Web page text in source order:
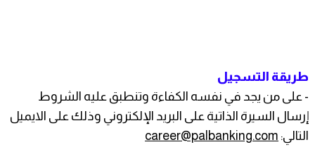
طريقة التسجيل
- على من يجد في نفسه الكفاءة وتنطبق عليه الشروط
إرسال السيرة الذاتية على البريد الإلكتروني وذلك على الايميل
التالي: career@palbanking.com